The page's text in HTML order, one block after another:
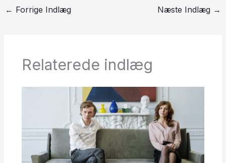
← Forrige Indlæg Næste Indlæg →
Relaterede indlæg